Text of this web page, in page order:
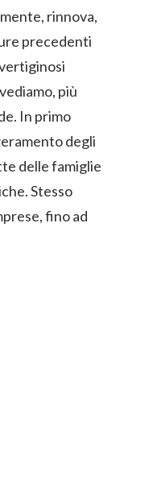
rinnova,
precedenti
più
In primo
degli
delle famiglie
Stesso
fino ad